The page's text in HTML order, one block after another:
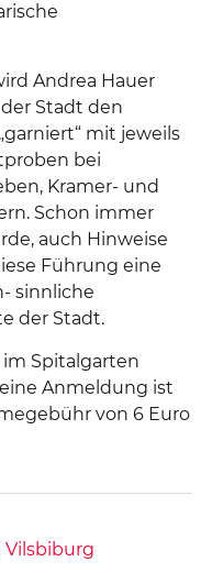
Andrea Hauer
Stadt den
mit jeweils
bei
Kramer- und
Schon immer
auch Hinweise
Führung eine
sinnliche
der Stadt.
im Spitalgarten
Anmeldung ist
von 6 Euro
Vilsbiburg